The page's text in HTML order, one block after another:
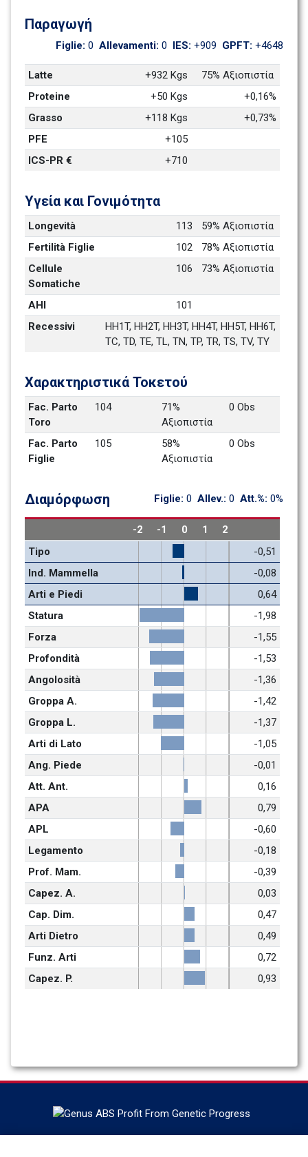
Παραγωγή
Figlie: 0 Allevamenti: 0 IES: +909 GPFT: +4648
Latte +932 Kgs
75% Αξιοπιστία
Proteine
+50 Kgs
+0,16%
Grasso
+118 Kgs
+0,73%
PFE
+105
ICS-PR €
+710
Υγεία και Γονιμότητα
Longevità 113
59% Αξιοπιστία
Fertilità Figlie
102
78% Αξιοπιστία
Cellule
Somatiche
106 73% Αξιοπιστία
AHI
101
Recessivi
HH1T, HH2T, HH3T, HH4T, HH5T, HH6T,
TC, TD, TE, TL, TN, TP, TR, TS, TV, TY
Χαρακτηριστικά Τοκετού
Fac. Parto
Toro
104
71%
Αξιοπιστία
0 Obs
Fac. Parto
Figlie
105
58%
Αξιοπιστία
0 Obs
Διαμόρφωση Figlie: 0 Allev.: 0 Att.%: 0%
-2 -1 0 1
2
Tipo
-0,51
Ind. Mammella
-0,08
Arti e Piedi
0,64
Statura
-1,98
Forza
-1,55
Profondità
-1,53
Angolosità
-1,36
Groppa A.
-1,42
Groppa L.
-1,37
Arti di Lato
-1,05
Ang. Piede
-0,01
Att. Ant.
0,16
APA
0,79
APL
-0,60
Legamento
-0,18
Prof. Mam.
-0,39
Capez. A.
0,03
Cap. Dim.
0,47
Arti Dietro
0,49
Funz. Arti
0,72
Capez. P.
0,93